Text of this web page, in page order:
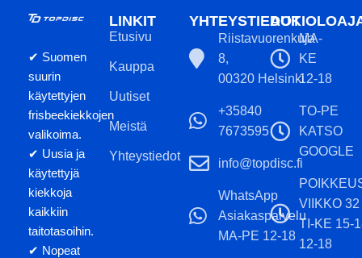
✔ Suomen
suurin
käytettyjen
frisbeekiekkojen
valikoima.
✔ Uusia ja
käytettyjä
kiekkoja
kaikkiin
taitotasoihin.
✔ Nopeat
LINKIT
Etusivu
Kauppa
Uutiset
Meistä
Yhteystiedot
YHTEYSTIEDOT
Riistavuorenkuja
8,
00320 Helsinki
+35840
7673595
info@topdisc.fi
WhatsApp
Asiakaspalvelu
MA-PE 12-18
MA-
KE
12-18
TO-PE
KATSO
GOOGLE
VIIKKO 32
TI-KE 15-
12-18